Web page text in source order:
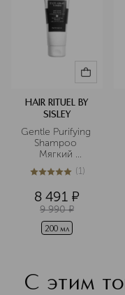
HAIR RITUEL BY
SISLEY
Gentle Purifying
Shampoo
Мягкий
очищающий
шампунь с
яванского чая
5из 51 (1)
8 491 ¤
9 990 ¤
200 мл
С этим